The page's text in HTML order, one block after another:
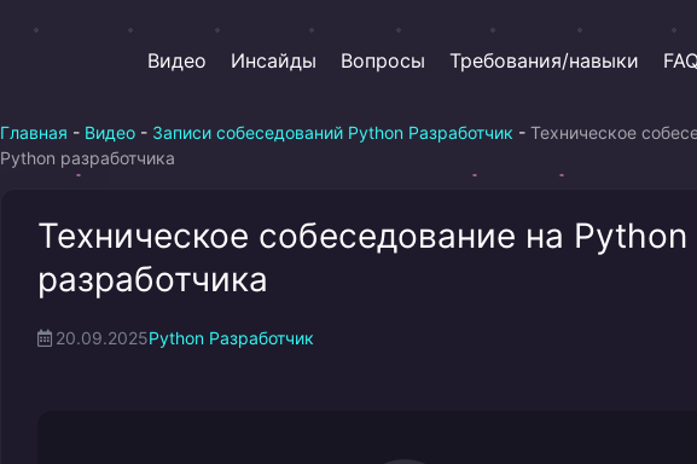
Видео Инсайды Вопросы Требования/навыки
Главная - Видео - Записи собеседований Python Разработчик - Техническое
Python разработчика
Техническое собеседование на Python
разработчика
20.09.2025Python Разработчик